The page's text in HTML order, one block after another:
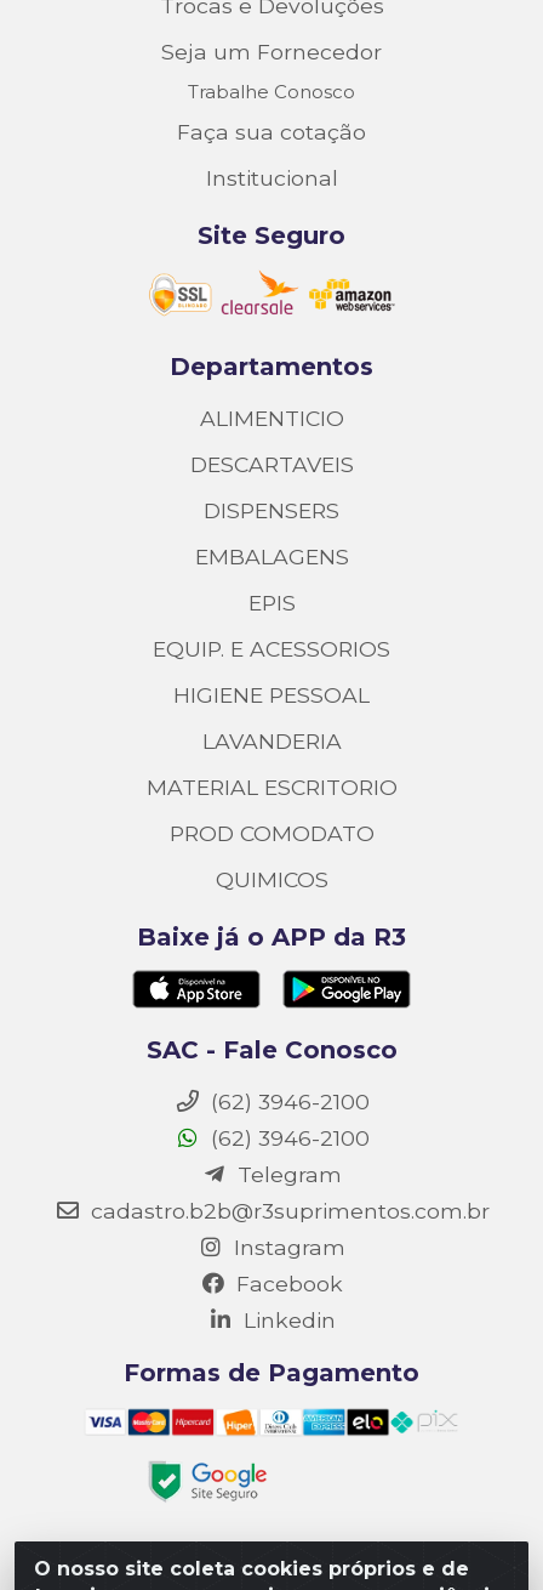
O nosso site coleta cookies próprios e de
Trocas e Devoluções
Seja um Fornecedor
Trabalhe Conosco
Faça sua cotação
Institucional
Site Seguro
Departamentos
ALIMENTICIO
DESCARTAVEIS
DISPENSERS
EMBALAGENS
EPIS
EQUIP. E ACESSORIOS
HIGIENE PESSOAL
LAVANDERIA
MATERIAL ESCRITORIO
PROD COMODATO
QUIMICOS
Baixe já o APP da R3
SAC - Fale Conosco
(62) 3946-2100
(62) 3946-2100
Telegram
cadastro.b2b@r3suprimentos.com.br
Instagram
Facebook
Linkedin
Formas de Pagamento
Matriz R3 Suprimentos - Rua 14, Polo Empresarial Goiás